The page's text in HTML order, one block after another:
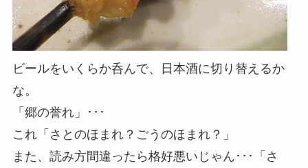
ビールをいくらか呑んで、日本酒に切り替えるか
な。
「郷の誉れ」･･･
これ「さとのほまれ？ごうのほまれ？」
また、読み方間違ったら格好悪いじゃん･･･「さ